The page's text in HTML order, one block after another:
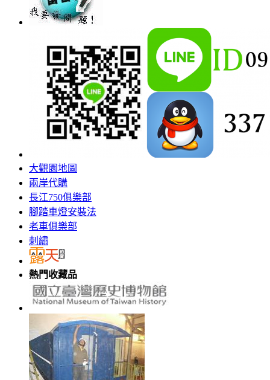
大觀園地圖
兩岸代購
長江750俱樂部
腳踏車燈安裝法
老車俱樂部
刺繡
熱門收藏品